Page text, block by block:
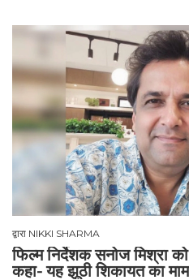
द्वारा NIKKI SHARMA
फिल्म निर्देशक सनोज मिश्रा
कहा- यह झूठी शिकायत का